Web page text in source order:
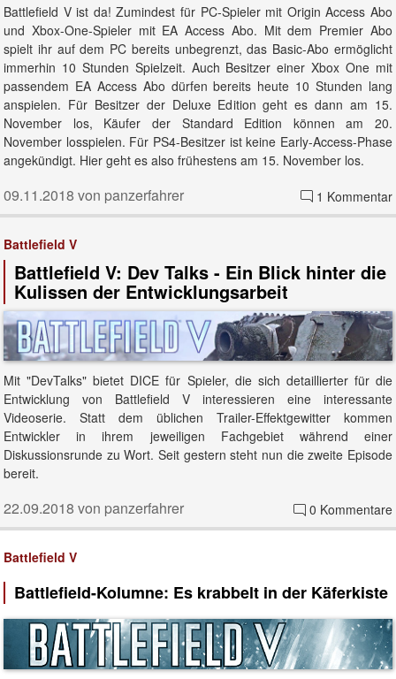
Battlefield V ist da! Zumindest für PC-Spieler mit Origin Access Abo
und Xbox-One-Spieler mit EA Access Abo. Mit dem Premier Abo
spielt ihr auf dem PC bereits unbegrenzt, das Basic-Abo ermöglicht
immerhin 10 Stunden Spielzeit. Auch Besitzer einer Xbox One mit
passendem EA Access Abo dürfen bereits heute 10 Stunden lang
anspielen. Für Besitzer der Deluxe Edition geht es dann am 15.
November los, Käufer der Standard Edition können am 20.
November losspielen. Für PS4-Besitzer ist keine Early-Access-Phase
angekündigt. Hier geht es also frühestens am 15. November los.
1 Kommentar
09.11.2018 von panzerfahrer
Battlefield V
Battlefield V: Dev Talks - Ein Blick hinter die
Kulissen der Entwicklungsarbeit
Mit "DevTalks" bietet DICE für Spieler, die sich detaillierter für die
Entwicklung von Battlefield V interessieren eine interessante
Videoserie. Statt dem üblichen Trailer-Effektgewitter kommen
Entwickler in ihrem jeweiligen Fachgebiet während einer
Diskussionsrunde zu Wort. Seit gestern steht nun die zweite Episode
bereit.
0 Kommentare
22.09.2018 von panzerfahrer
Battlefield V
Battlefield-Kolumne: Es krabbelt in der Käferkiste